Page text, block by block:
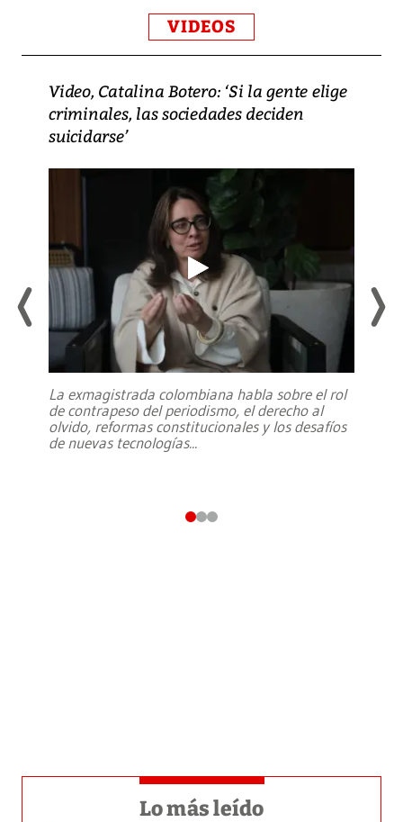
VIDEOS
Video, Catalina Botero: ‘Si la gente elige
criminales, las sociedades deciden
suicidarse’
La exmagistrada colombiana habla sobre el rol
de contrapeso del periodismo, el derecho al
olvido, reformas constitucionales y los desafíos
de nuevas tecnologías...
Lo más leído